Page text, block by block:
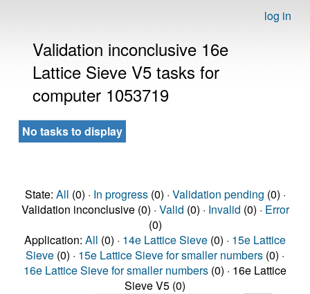
log in
Validation inconclusive 16e
Lattice Sieve V5 tasks for
computer 1053719
No tasks to display
State: All (0) · In progress(0) · Validation pending (0) ·
Validation inconclusive (0) · Valid (0) · Invalid (0) · Error
(0)
Application: All (0) · 14e Lattice Sieve (0) · 15e Lattice
Sieve (0) · 15e Lattice Sieve for smaller numbers (0) ·
16e Lattice Sieve for smaller numbers (0) · 16e Lattice
Sieve V5 (0)